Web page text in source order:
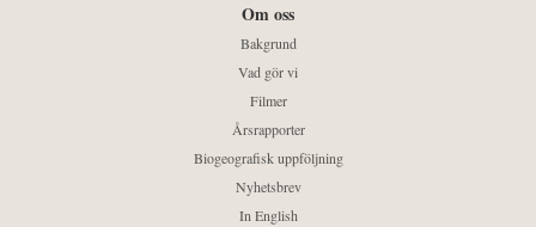
Om oss
Bakgrund
Vad gör vi
Filmer
Årsrapporter
Biogeografisk uppföljning
Nyhetsbrev
In English